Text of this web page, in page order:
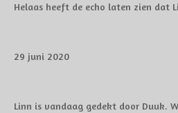
Helaas heeft de echo laten zien dat
29 juni 2020
Linn is vandaag gedekt door Duuk.